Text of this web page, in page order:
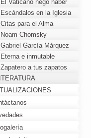
EDUCATIVAS
DE ISABEL Y LOPEZ
REGA
El Vaticano negó haber
encubierto el caso del
cura abusador
Escándalos en la Iglesia
Citas para el Alma
Noam Chomsky
Gabriel García Márquez
sobre el 11 de
septiembre:
Eterna e inmutable
Zapatero a tus zapatos